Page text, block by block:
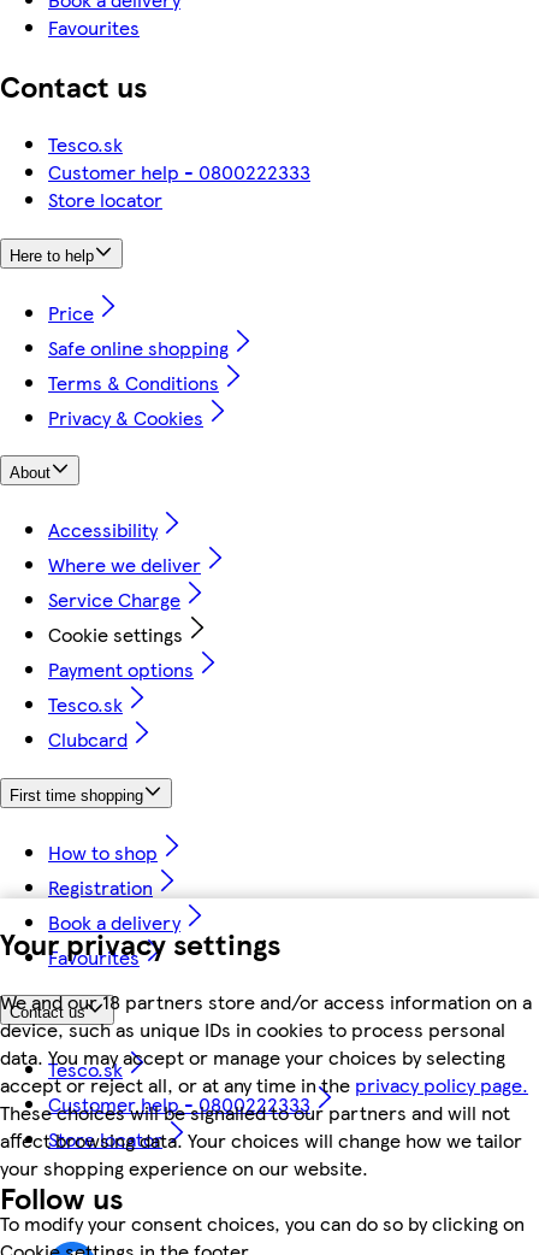
Your privacy settings
We and our 18 partners store and/or access information on a
device, such as unique IDs in cookies to process personal
data. You may accept or manage your choices by selecting
accept or reject all, or at any time in the privacy policy page.
These choices will be signalled to our partners and will not
affect browsing data. Your choices will change how we tailor
your shopping experience on our website.
To modify your consent choices, you can do so by clicking on
Favourites
Contact us
Tesco.sk
Customer help - 0800222333
Store locator
Here to help
Price
Safe online shopping
Terms & Conditions
Privacy & Cookies
About
Accessibility
Where we deliver
Service Charge
Cookie settings
Payment options
Tesco.sk
Clubcard
First time shopping
How to shop
Registration
Book a delivery
Favourites
Contact us
Tesco.sk
Customer help - 0800222333
Store locator
Follow us